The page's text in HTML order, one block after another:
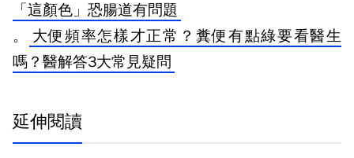
「這顏色」恐腸道有問題
。
大便頻率怎樣才正常？糞便有點綠要看醫生
嗎？醫解答3大常見疑問
延伸閱讀